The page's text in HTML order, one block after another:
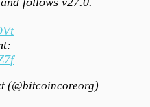
(@bitcoincoreorg)